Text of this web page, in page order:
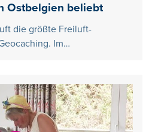
Ostbelgien beliebt
die größte Freiluft-
Im…